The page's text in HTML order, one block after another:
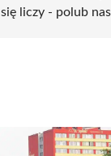
liczy - polub